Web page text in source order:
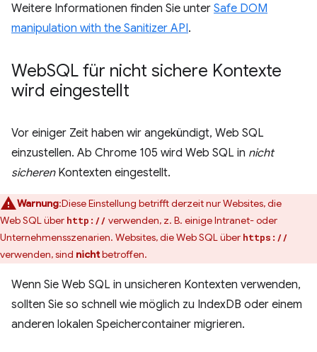
Weitere Informationen finden Sie unter Safe DOM
manipulation with the Sanitizer API.
WebSQL für nicht sichere Kontexte
wird eingestellt
Vor einiger Zeit haben wir angekündigt, Web SQL
einzustellen. Ab Chrome 105 wird Web SQL in nicht
sicherenKontexten eingestellt.
Warnung:Diese Einstellung betrifft derzeit nur Websites, die
Web SQL über http:// verwenden, z. B. einige Intranet- oder
Unternehmensszenarien. Websites, die Web SQL über https://
verwenden, sind nichtbetroffen.
Wenn Sie Web SQL in unsicheren Kontexten verwenden,
sollten Sie so schnell wie möglich zu IndexDB oder einem
anderen lokalen Speichercontainer migrieren.